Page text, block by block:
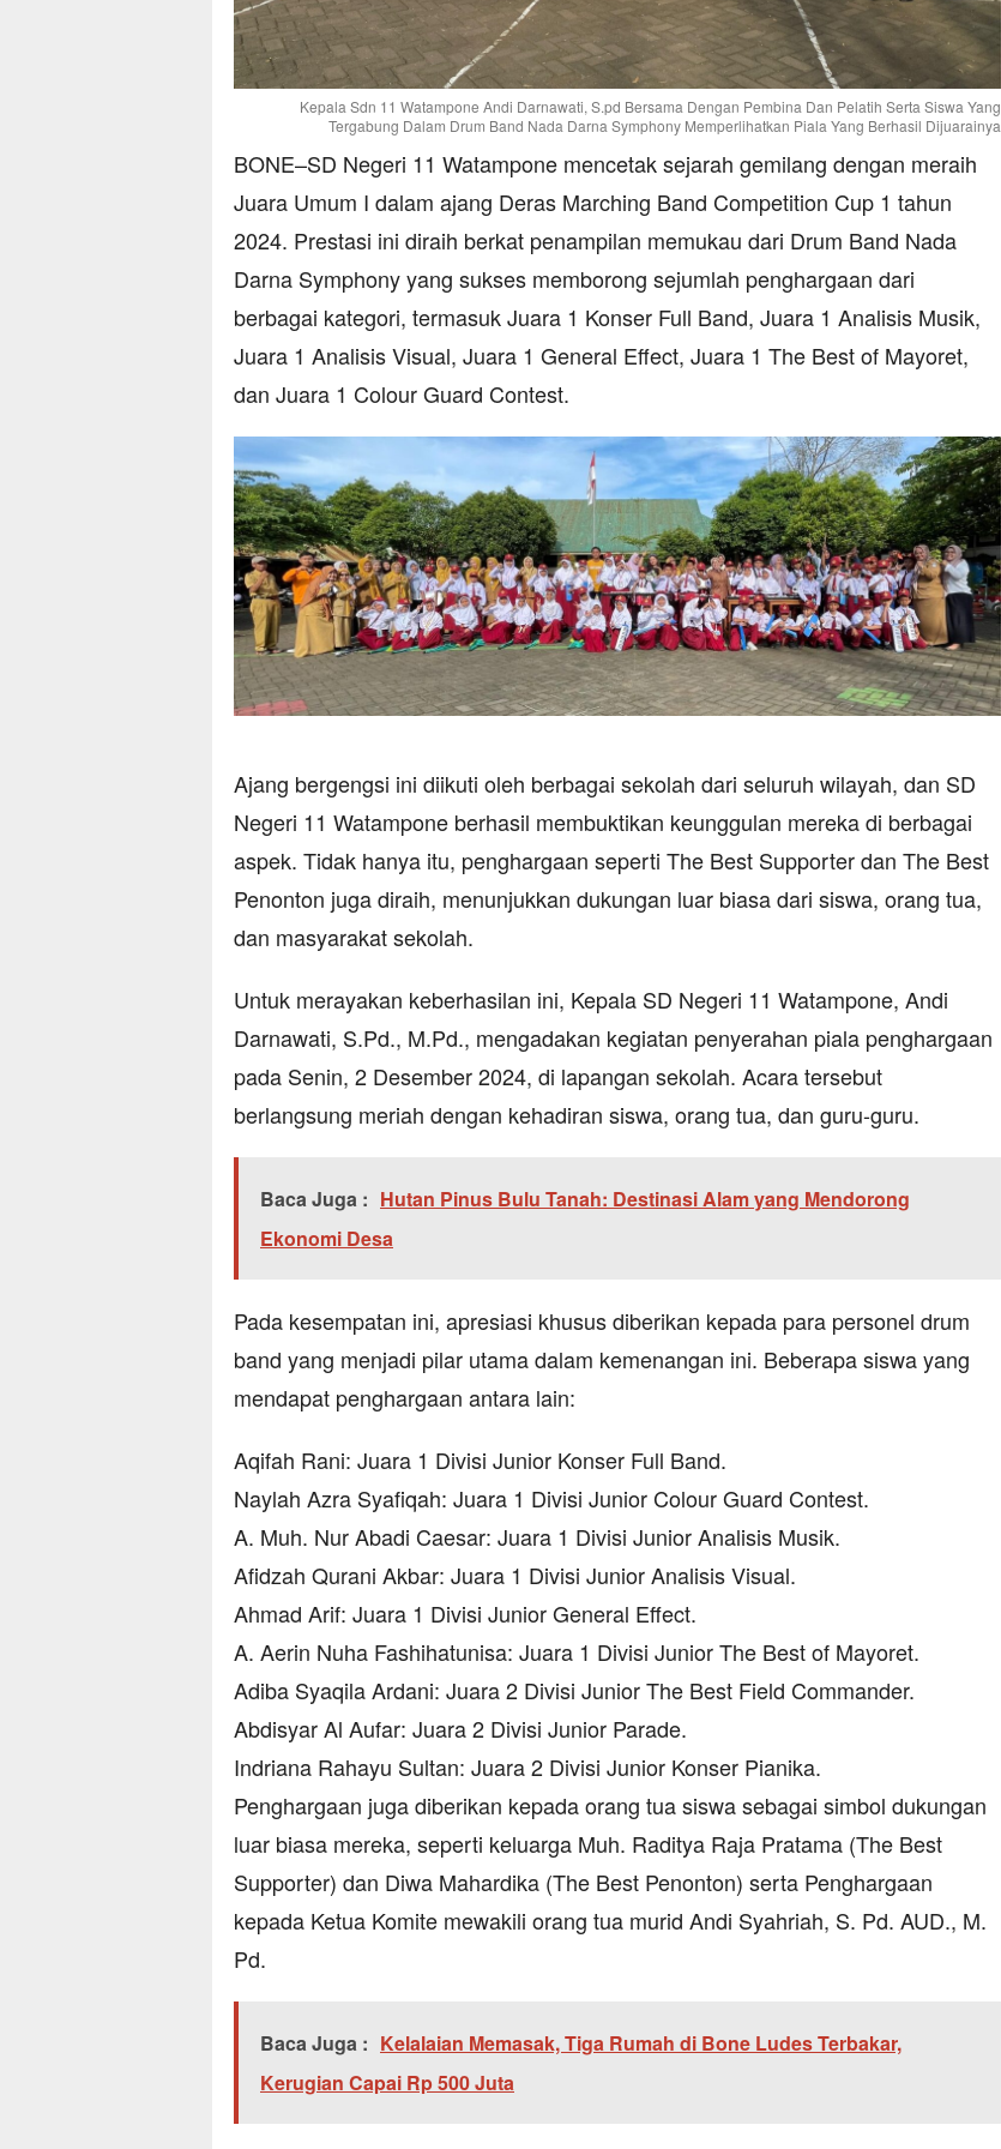
Kepala Sdn 11 Watampone Andi Darnawati, S.pd Bersama Dengan Pembina Dan Pelatih Serta Siswa Yang
Tergabung Dalam Drum Band Nada Darna Symphony Memperlihatkan Piala Yang Berhasil Dijuarainya
BONE–SD Negeri 11 Watampone mencetak sejarah gemilang dengan meraih
Juara Umum I dalam ajang Deras Marching Band Competition Cup 1 tahun
2024. Prestasi ini diraih berkat penampilan memukau dari Drum Band Nada
Darna Symphony yang sukses memborong sejumlah penghargaan dari
berbagai kategori, termasuk Juara 1 Konser Full Band, Juara 1 Analisis Musik,
Juara 1 Analisis Visual, Juara 1 General Effect, Juara 1 The Best of Mayoret,
dan Juara 1 Colour Guard Contest.
Ajang bergengsi ini diikuti oleh berbagai sekolah dari seluruh wilayah, dan SD
Negeri 11 Watampone berhasil membuktikan keunggulan mereka di berbagai
aspek. Tidak hanya itu, penghargaan seperti The Best Supporter dan The Best
Penonton juga diraih, menunjukkan dukungan luar biasa dari siswa, orang tua,
dan masyarakat sekolah.
Untuk merayakan keberhasilan ini, Kepala SD Negeri 11 Watampone, Andi
Darnawati, S.Pd., M.Pd., mengadakan kegiatan penyerahan piala penghargaan
pada Senin, 2 Desember 2024, di lapangan sekolah. Acara tersebut
berlangsung meriah dengan kehadiran siswa, orang tua, dan guru-guru.
Baca Juga : Hutan Pinus Bulu Tanah: Destinasi Alam yang Mendorong
Ekonomi Desa
Pada kesempatan ini, apresiasi khusus diberikan kepada para personel drum
band yang menjadi pilar utama dalam kemenangan ini. Beberapa siswa yang
mendapat penghargaan antara lain:
Aqifah Rani: Juara 1 Divisi Junior Konser Full Band.
Naylah Azra Syafiqah: Juara 1 Divisi Junior Colour Guard Contest.
A. Muh. Nur Abadi Caesar: Juara 1 Divisi Junior Analisis Musik.
Afidzah Qurani Akbar: Juara 1 Divisi Junior Analisis Visual.
Ahmad Arif: Juara 1 Divisi Junior General Effect.
A. Aerin Nuha Fashihatunisa: Juara 1 Divisi Junior The Best of Mayoret.
Adiba Syaqila Ardani: Juara 2 Divisi Junior The Best Field Commander.
Abdisyar Al Aufar: Juara 2 Divisi Junior Parade.
Indriana Rahayu Sultan: Juara 2 Divisi Junior Konser Pianika.
Penghargaan juga diberikan kepada orang tua siswa sebagai simbol dukungan
luar biasa mereka, seperti keluarga Muh. Raditya Raja Pratama (The Best
Supporter) dan Diwa Mahardika (The Best Penonton) serta Penghargaan
kepada Ketua Komite mewakili orang tua murid Andi Syahriah, S. Pd. AUD., M.
Pd.
Baca Juga : Kelalaian Memasak, Tiga Rumah di Bone Ludes Terbakar,
Kerugian Capai Rp 500 Juta